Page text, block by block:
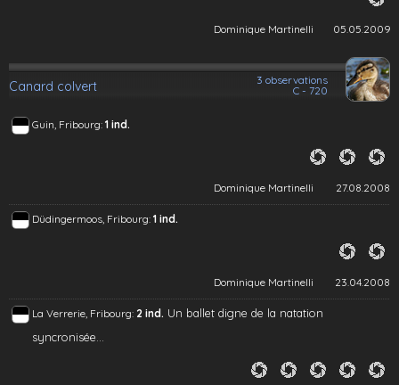
Dominique Martinelli 05.05.2009
Canard colvert
3 observations
C - 720
Guin, Fribourg: 1 ind.
Dominique Martinelli 27.08.2008
Düdingermoos, Fribourg: 1 ind.
Dominique Martinelli 23.04.2008
La Verrerie, Fribourg: 2 ind. Un ballet digne de la natation
syncronisée...